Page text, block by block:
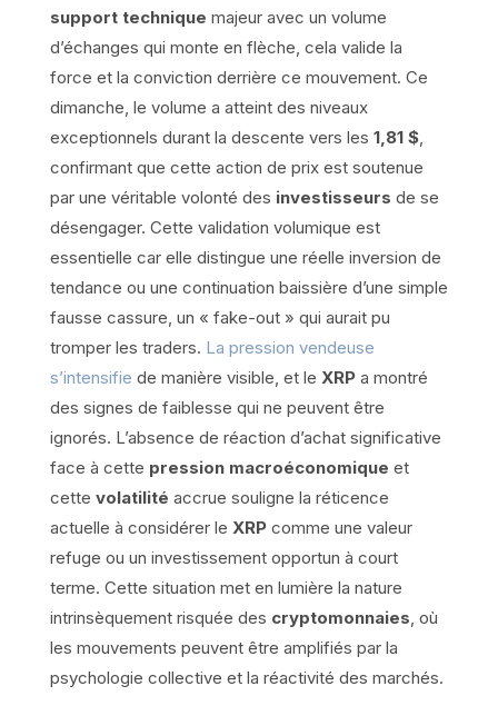
support technique majeur avec un volume
d’échanges qui monte en flèche, cela valide la
force et la conviction derrière ce mouvement. Ce
dimanche, le volume a atteint des niveaux
exceptionnels durant la descente vers les 1,81 $,
confirmant que cette action de prix est soutenue
par une véritable volonté des investisseurs de se
désengager. Cette validation volumique est
essentielle car elle distingue une réelle inversion de
tendance ou une continuation baissière d’une simple
fausse cassure, un « fake-out » qui aurait pu
tromper les traders. La pression vendeuse
s’intensifie de manière visible, et le XRPa montré
des signes de faiblesse qui ne peuvent être
ignorés. L’absence de réaction d’achat significative
face à cette pression macroéconomique et
cette volatilité accrue souligne la réticence
actuelle à considérer le XRPcomme une valeur
refuge ou un investissement opportun à court
terme. Cette situation met en lumière la nature
intrinsèquement risquée des cryptomonnaies, où
les mouvements peuvent être amplifiés par la
psychologie collective et la réactivité des marchés.